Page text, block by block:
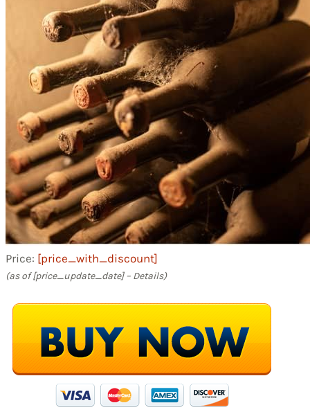
Price: [price_with_discount]
(as of [price_update_date] – Details)